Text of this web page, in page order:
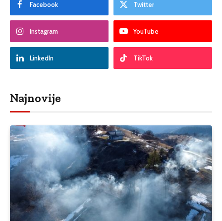
Facebook Twitter
Instagram YouTube
LinkedIn TikTok
Najnovije